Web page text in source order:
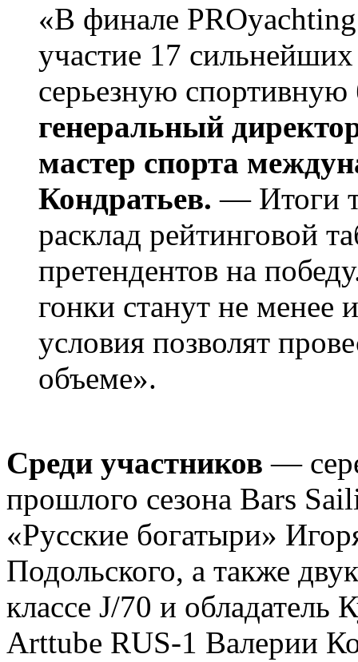
«В финале
участие 17
серьезную
генеральный
мастер спорта
Кондратьев. — Итоги
расклад рейтинговой
претендентов на
гонки станут не менее
условия позволят
объеме».
Среди участников —
прошлого сезона Bars
«Русские богатыри»
Подольского, а также
классе J/70 и обладатель
Arttube RUS-1 Валерии